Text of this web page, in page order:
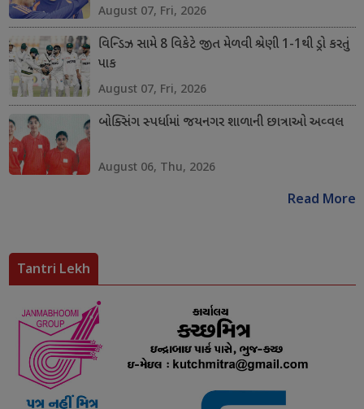
August 07, Fri, 2026
વિન્ડિઝ સામે 8 વિકેટે જીત મેળવી શ્રેણી 1-1થી ડ્રો કરતું
પાક
August 07, Fri, 2026
બોક્સિંગ સ્પર્ધામાં જયનગર શાળાની છાત્રાઓ અવ્વલ
August 06, Thu, 2026
Read More
Tantri Lekh